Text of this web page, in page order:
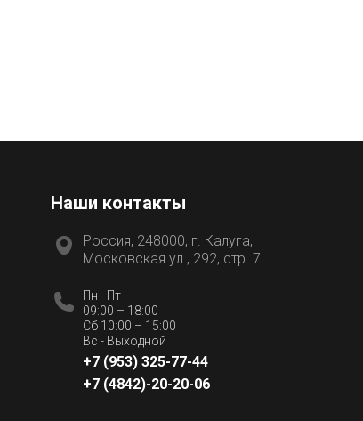
Наши контакты
Россия, 248000, г. Калуга,
Московская ул., 292, стр. 7
Пн - Пт
09:00 – 18:00
Сб 10:00 – 15:00
Вс - Выходной
+7 (953) 325-77-44
+7 (4842)-20-20-06